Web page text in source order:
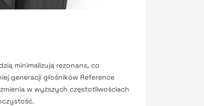
minimalizują rezonans, co
generacji głośników Reference
w wyższych częstotliwościach